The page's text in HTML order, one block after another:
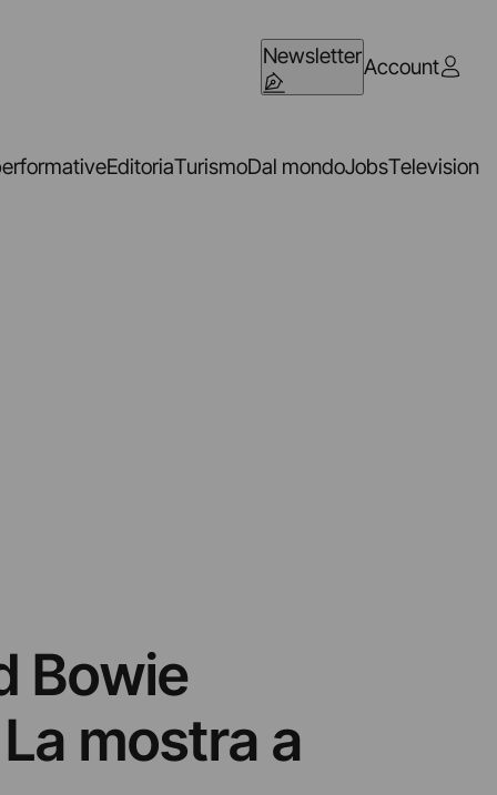
NewsletterAccount
EditoriaTurismoDal mondoJobsTelevision
Bowie
mostra a